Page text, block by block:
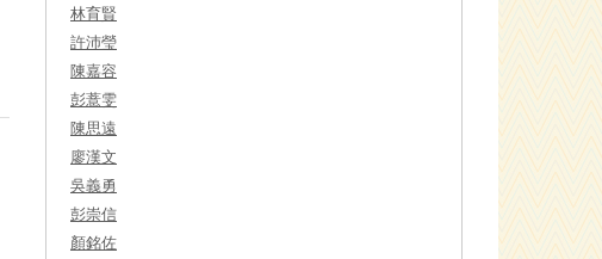
林育賢
許沛瑩
陳嘉容
彭薏雯
陳思遠
廖漢文
吳義勇
彭崇信
顏銘佐